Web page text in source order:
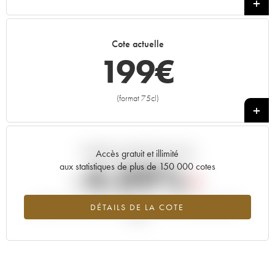
Cote actuelle
199€
(format 75cl)
+
Accès gratuit et illimité
aux statistiques de plus de 150 000 cotes
DÉTAILS DE LA COTE
Tendance actuelle de la cote
-4.09%
Tendance à la baisse du millésime 1999 en 2026 par rapport à